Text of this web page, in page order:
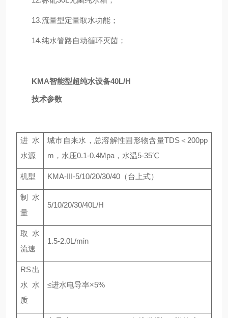
13.流量型定量取水功能；
14.纯水管路自动循环灭菌；
KMA智能型超纯水设备40L/H
技术参数
进水
水源
城市自来水，总溶解性固形物含量TDS＜200pp
m，水压0.1-0.4Mpa，水温5-35℃
机型 KMA-III-5/10/20/30/40（台上式）
制水
量
5/10/20/30/40L/H
取水
流速
1.5-2.0L/min
RS出
水水
质
≤进水电导率×5%